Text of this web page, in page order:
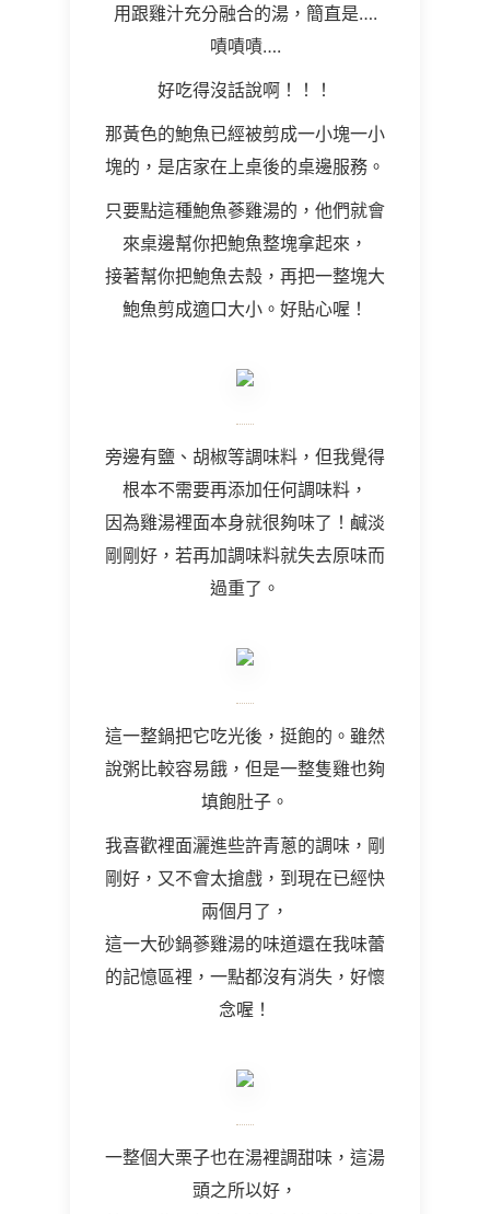
用跟雞汁充分融合的湯，簡直是….
嘖嘖嘖….
好吃得沒話說啊！！！
那黃色的鮑魚已經被剪成一小塊一小
塊的，是店家在上桌後的桌邊服務。
只要點這種鮑魚蔘雞湯的，他們就會
來桌邊幫你把鮑魚整塊拿起來，
接著幫你把鮑魚去殼，再把一整塊大
鮑魚剪成適口大小。好貼心喔！
旁邊有鹽、胡椒等調味料，但我覺得
根本不需要再添加任何調味料，
因為雞湯裡面本身就很夠味了！鹹淡
剛剛好，若再加調味料就失去原味而
過重了。
這一整鍋把它吃光後，挺飽的。雖然
說粥比較容易餓，但是一整隻雞也夠
填飽肚子。
我喜歡裡面灑進些許青蔥的調味，剛
剛好，又不會太搶戲，到現在已經快
兩個月了，
這一大砂鍋蔘雞湯的味道還在我味蕾
的記憶區裡，一點都沒有消失，好懷
念喔！
一整個大栗子也在湯裡調甜味，這湯
頭之所以好，